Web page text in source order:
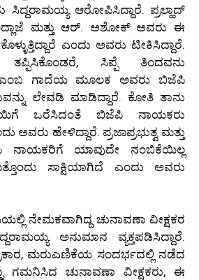
ಸಿದ್ದರಾಮಯ್ಯ ಆರೋಪಿಸಿದ್ದಾರೆ. ಪ್ರಲ್ಹಾದ್
ಮತ್ತು ಆರ್. ಅಶೋಕ್ ಅವರು ಈ
ಎಂದು ಅವರು ಟೀಕಿಸಿದ್ದಾರೆ.
ಸಿಪ್ಪೆ ತಿಂದವನು
ಎಂಬ ಗಾದೆಯ ಮೂಲಕ ಅವರು ಬಿಜೆಪಿ
ಲೇವಡಿ ಮಾಡಿದ್ದಾರೆ. ಕೋತಿ ತಾನು
ಒರೆಸಿದಂತೆ ಬಿಜೆಪಿ ನಾಯಕರು
ಅವರು ಹೇಳಿದ್ದಾರೆ. ಪ್ರಜಾಪ್ರಭುತ್ವ ಮತ್ತು
ನಾಯಕರಿಗೆ ಯಾವುದೇ ನಂಬಿಕೆಯಿಲ್ಲ
ಸಾಕ್ಷಿಯಾಗಿದೆ ಎಂದು ಅವರು
ನೇಮಕವಾಗಿದ್ದ ಚುನಾವಣಾ ವೀಕ್ಷಕರ
ಅನುಮಾನ ವ್ಯಕ್ತಪಡಿಸಿದ್ದಾರೆ.
ಮರುಎಣಿಕೆಯ ಸಂದರ್ಭದಲ್ಲಿ ನಡೆದ
ಗಮನಿಸಿದ ಚುನಾವಣಾ ವೀಕ್ಷಕರು, ಈ